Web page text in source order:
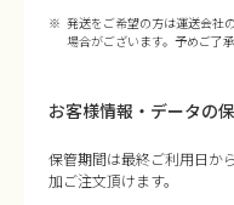
発送をご希望の方は運送会社
場合がございます。予めご了
お客様情報・データの
保管期間は最終ご利用日か
加ご注文頂けます。